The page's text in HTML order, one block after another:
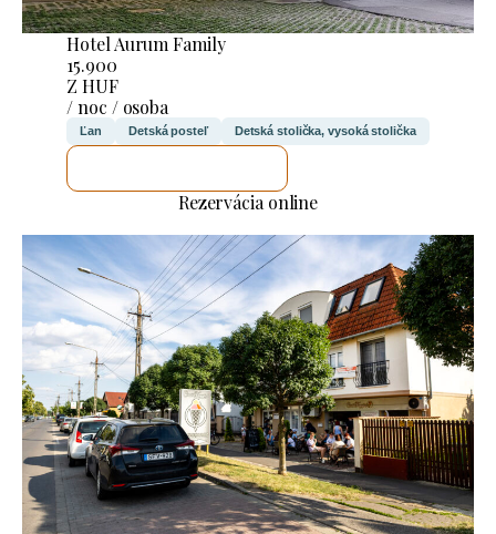
Hotel Aurum Family
15.900
Z HUF
/ noc / osoba
Ľan Detská posteľ Detská stolička, vysoká stolička
Rezervácia online